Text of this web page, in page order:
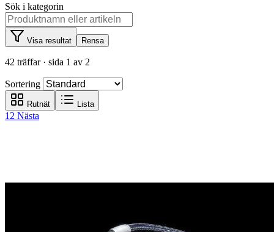
Sök i kategorin
Visa resultat Rensa
42 träffar · sida 1 av 2
Sortering
Rutnät Lista
1 2 Nästa